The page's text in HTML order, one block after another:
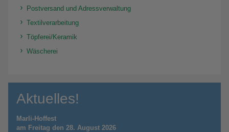
Postversand und Adressverwaltung
Textilverarbeitung
Töpferei/Keramik
Wäscherei
Aktuelles!
Marli-Hoffest
am Freitag den 28. August 2026